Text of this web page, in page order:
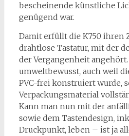
bescheinende künstliche
genügend war.
Damit erfüllt die K750 ihren
drahtlose Tastatur, mit der
der Vergangenheit
umweltbewusst, auch weil
PVC-frei konstruiert wurde,
Verpackungsmaterial
Kann man nun mit der
sowie dem Tastendesign,
Druckpunkt, leben – ist ja